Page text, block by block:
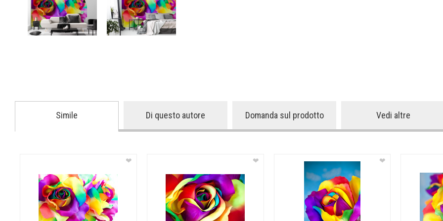
Simile Di questo autore Domanda sul prodotto Vedi altre
❤ ❤ ❤